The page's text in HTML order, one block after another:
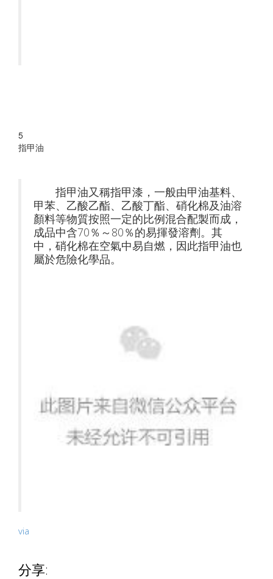
5
指甲油
指甲油又稱指甲漆，一般由甲油基料、
甲苯、乙酸乙酯、乙酸丁酯、硝化棉及油溶
顏料等物質按照一定的比例混合配製而成，
成品中含70％～80％的易揮發溶劑。其
中，硝化棉在空氣中易自燃，因此指甲油也
屬於危險化學品。
via
分享: